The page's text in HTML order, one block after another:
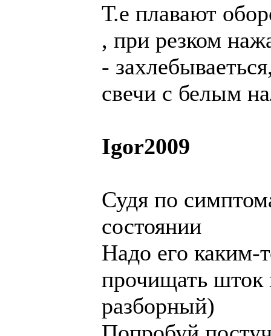
Т.е плавают
, при резком
-
свечи с белым
Igor2009
Судя по
состоянии
Надо его каким-
прочищать шток
разборный)